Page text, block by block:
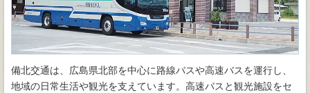
備北交通は、広島県北部を中心に路線バスや高速バスを運行し、
地域の日常生活や観光を支えています。高速バスと観光施設をセ